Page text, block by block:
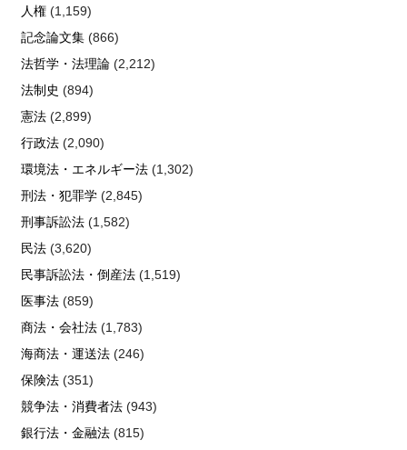
人権(1,159)
記念論文集(866)
法哲学・法理論(2,212)
法制史 (894)
憲法(2,899)
行政法(2,090)
環境法・エネルギー法(1,302)
刑法・犯罪学(2,845)
刑事訴訟法(1,582)
民法(3,620)
民事訴訟法・倒産法(1,519)
医事法(859)
商法・会社法(1,783)
海商法・運送法(246)
保険法(351)
競争法・消費者法(943)
銀行法・金融法(815)